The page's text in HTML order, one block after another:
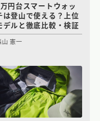
円台スマートウォッ
は登山で使える？上位
デルと徹底比較・検証
山 憲一